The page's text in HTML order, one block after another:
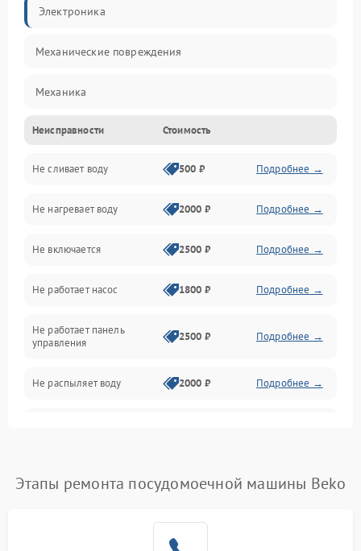
Электроника
Механические повреждения
Механика
Управление
Электропитание
Датчики
Нагрев
Вода
Гигиена
Программное обеспечение
Неисправности Стоимость
Не сливает воду 500 ₽ Подробнее →
Не нагревает воду 2000 ₽ Подробнее →
Не включается 2500 ₽ Подробнее →
Не работает насос 1800 ₽ Подробнее →
Не работает панель
управления
2500 ₽ Подробнее →
Не распыляет воду 2000 ₽ Подробнее →
воды
1800 ₽ Подробнее →
Этапы ремонта посудомоечной машины Beko